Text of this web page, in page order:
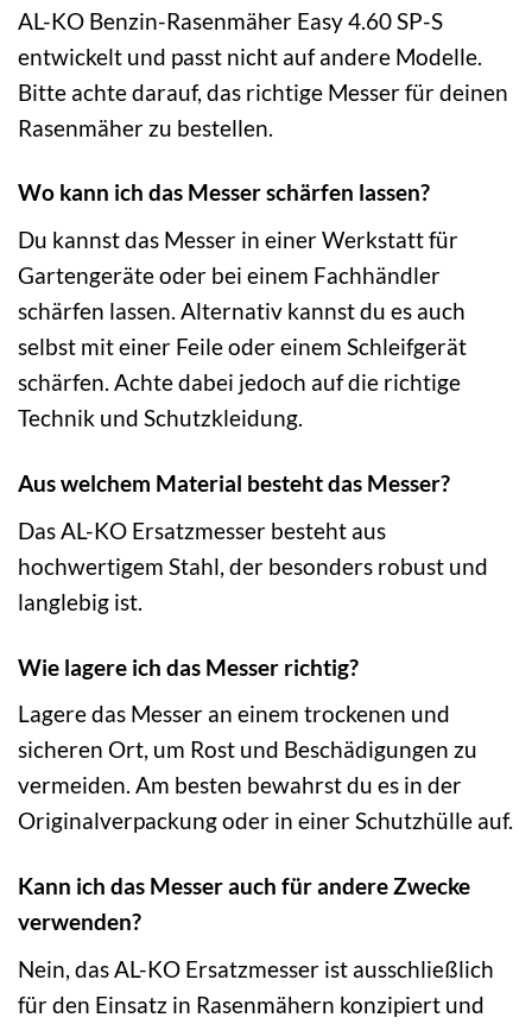
AL-KO Benzin-Rasenmäher Easy 4.60 SP-S
entwickelt und passt nicht auf andere Modelle.
Bitte achte darauf, das richtige Messer für deinen
Rasenmäher zu bestellen.
Wo kann ich das Messer schärfen lassen?
Du kannst das Messer in einer Werkstatt für
Gartengeräte oder bei einem Fachhändler
schärfen lassen. Alternativ kannst du es auch
selbst mit einer Feile oder einem Schleifgerät
schärfen. Achte dabei jedoch auf die richtige
Technik und Schutzkleidung.
Aus welchem Material besteht das Messer?
Das AL-KO Ersatzmesser besteht aus
hochwertigem Stahl, der besonders robust und
langlebig ist.
Wie lagere ich das Messer richtig?
Lagere das Messer an einem trockenen und
sicheren Ort, um Rost und Beschädigungen zu
vermeiden. Am besten bewahrst du es in der
Originalverpackung oder in einer Schutzhülle auf.
Kann ich das Messer auch für andere Zwecke
verwenden?
Nein, das AL-KO Ersatzmesser ist ausschließlich
für den Einsatz in Rasenmähern konzipiert und